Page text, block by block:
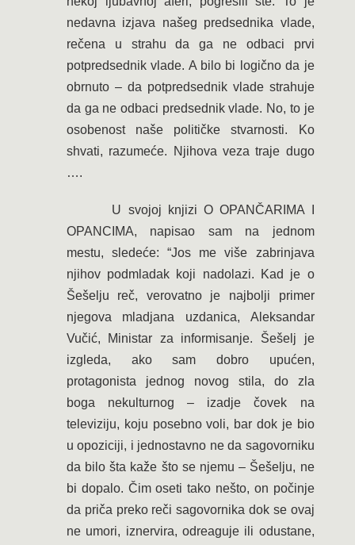
nedavna izjava našeg predsednika vlade,
rečena u strahu da ga ne odbaci prvi
potpredsednik vlade. A bilo bi logično da je
obrnuto – da potpredsednik vlade strahuje
da ga ne odbaci predsednik vlade. No, to je
osobenost naše političke stvarnosti. Ko
shvati, razumeće. Njihova veza traje dugo
….
U svojoj knjizi O OPANČARIMA I
OPANCIMA, napisao sam na jednom
mestu, sledeće: “Jos me više zabrinjava
njihov podmladak koji nadolazi. Kad je o
Šešelju reč, verovatno je najbolji primer
njegova mladjana uzdanica, Aleksandar
Vučić, Ministar za informisanje. Šešelj je
izgleda, ako sam dobro upućen,
protagonista jednog novog stila, do zla
boga nekulturnog – izadje čovek na
televiziju, koju posebno voli, bar dok je bio
u opoziciji, i jednostavno ne da sagovorniku
da bilo šta kaže što se njemu – Šešelju, ne
bi dopalo. Čim oseti tako nešto, on počinje
da priča preko reči sagovornika dok se ovaj
ne umori, iznervira, odreaguje ili odustane,